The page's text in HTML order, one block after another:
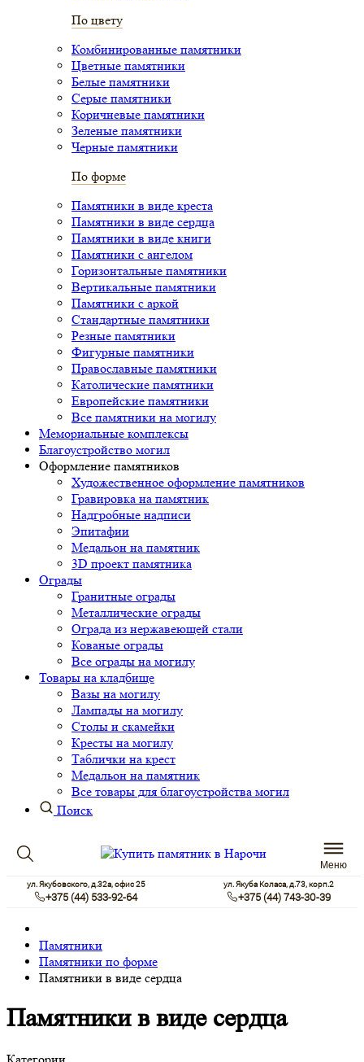
По цвету
Комбинированные памятники
Цветные памятники
Белые памятники
Серые памятники
Коричневые памятники
Зеленые памятники
Черные памятники
По форме
Памятники в виде креста
Памятники в виде сердца
Памятники в виде книги
Памятники с ангелом
Горизонтальные памятники
Вертикальные памятники
Памятники с аркой
Стандартные памятники
Резные памятники
Фигурные памятники
Православные памятники
Католические памятники
Европейские памятники
Все памятники на могилу
Мемориальные комплексы
Благоустройство могил
Оформление памятников
Художественное оформление памятников
Гравировка на памятник
Надгробные надписи
Эпитафии
Медальон на памятник
3D проект памятника
Ограды
Гранитные ограды
Металлические ограды
Ограда из нержавеющей стали
Кованые ограды
Все ограды на могилу
Товары на кладбище
Вазы на могилу
Лампады на могилу
Столы и скамейки
Кресты на могилу
Таблички на крест
Медальон на памятник
Все товары для благоустройства могил
Поиск
Меню
ул. Якубовского, д.32а, офис 25
+375 (44) 533-92-64
ул. Якуба Коласа, д.73, корп.2
+375 (44) 743-30-39
Памятники
Памятники по форме
Памятники в виде сердца
Памятники в виде сердца